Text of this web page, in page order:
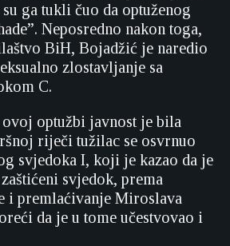
ga tukli čuo da optuženog
Neposredno nakon toga,
BiH, Bojadžić je naredio
zlostavljanje sa
C.
ovoj optužbi javnost je bila
riječi tužilac se osvrnuo
svjedoka I, koji je kazao da je
svjedok, prema
i premlaćivanje Miroslava
da je u tome učestvovao i